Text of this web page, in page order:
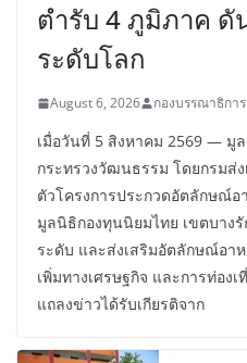
ตำรับ 4 ภูมิภาค ดั
ระดับโลก
August 6, 2026 กองบรรณาธิการ
เมื่อวันที่ 5 สิงหาคม 2569 — มู
กระทรวงวัฒนธรรม โดยกรมส่
ตัวโครงการประกวดอัตลักษณ์อ
มูลนิธิกองทุนนิยมไทย เขตบางรั
ระดับ และส่งเสริมอัตลักษณ์อา
เพิ่มทางเศรษฐกิจ และการท่อง
แถลงข่าวได้รับเกียรติจาก